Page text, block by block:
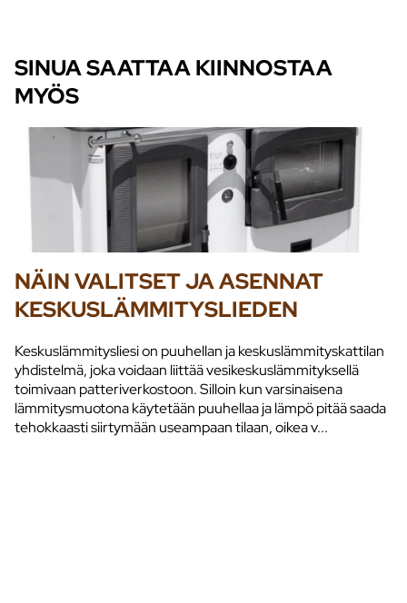
SINUA SAATTAA KIINNOSTAA
MYÖS
NÄIN VALITSET JA ASENNAT
KESKUSLÄMMITYSLIEDEN
Keskuslämmitysliesi on puuhellan ja keskuslämmityskattilan
yhdistelmä, joka voidaan liittää vesikeskuslämmityksellä
toimivaan patteriverkostoon. Silloin kun varsinaisena
lämmitysmuotona käytetään puuhellaa ja lämpö pitää saada
tehokkaasti siirtymään useampaan tilaan, oikea v...